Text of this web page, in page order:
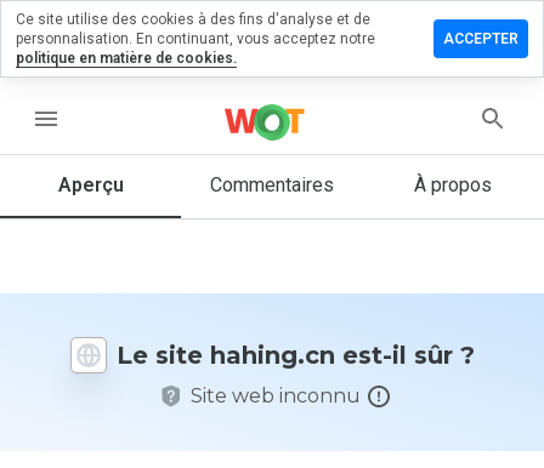
menu
Aperçu Commentaires À propos
Le site hahing.cn est-il sûr ?
Site web inconnu
un
Quelle
donneriez-
Ce site utilise des cookies à des fins d'analyse et de
personnalisation. En continuant, vous acceptez notre
politique en matière de cookies.
ACCEPTER